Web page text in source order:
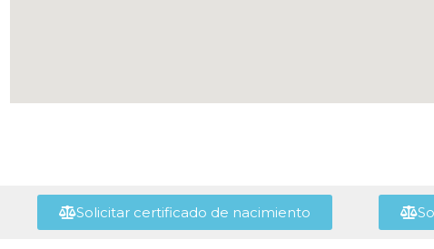
Solicitar certificado de nacimiento